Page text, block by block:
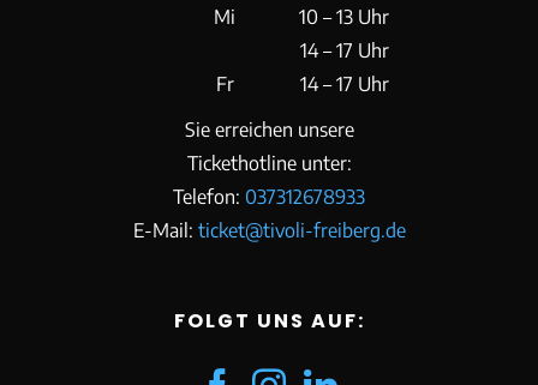
Mi
10 – 13 Uhr
14 – 17 Uhr
Fr
14 – 17 Uhr
Sie erreichen unsere
Tickethotline unter:
Telefon: 037312678933
E-Mail: ticket@tivoli-freiberg.de
FOLGT UNS AUF: